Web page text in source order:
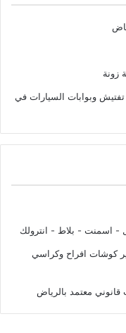
زونة
تفتيش وبوابات السيارات في
اسمنت - بلاط - انترولك
كوشات افراح وكراسي
معتمد بالرياض